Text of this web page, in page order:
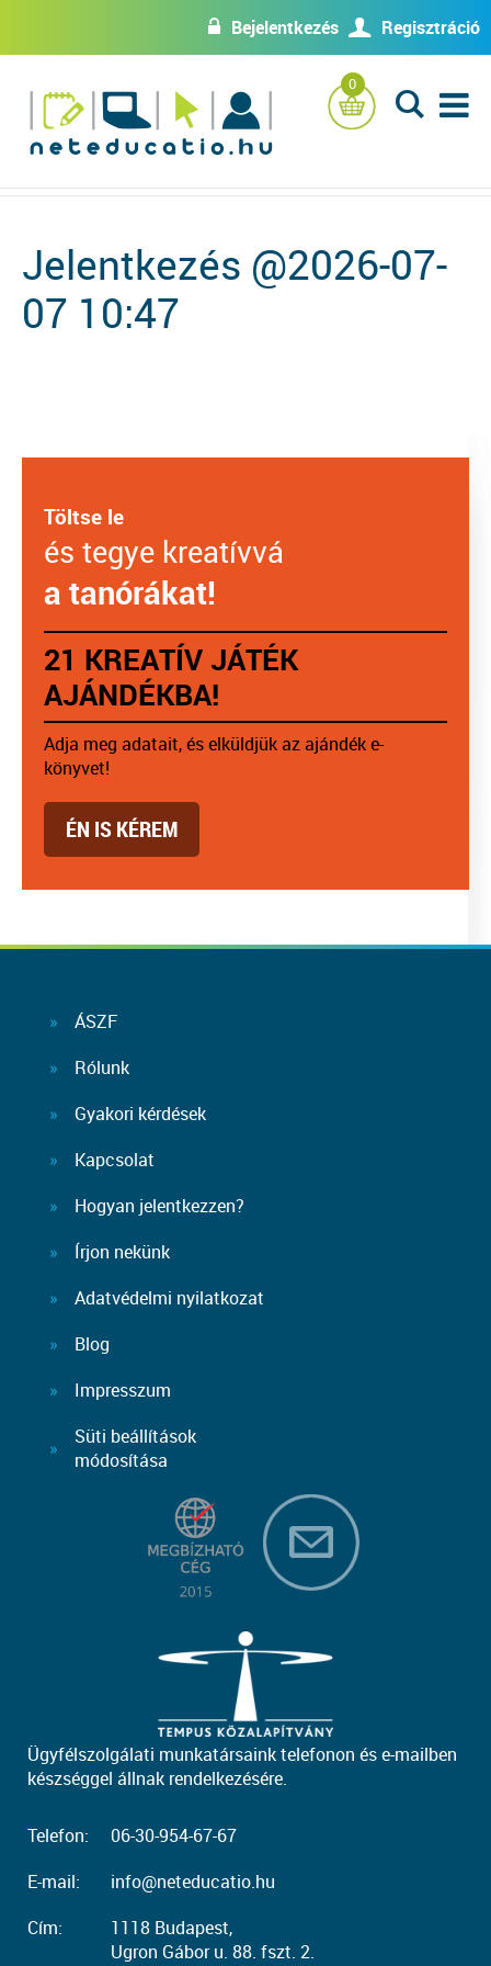
w Bejelentkezés U Regisztráció
0
L
Jelentkezés @2026-07-
07 10:47
Töltse le
és tegye kreatívvá
a tanórákat!
21 KREATÍV JÁTÉK
AJÁNDÉKBA!
Adja meg adatait, és elküldjük az ajándék e-
könyvet!
ÉN IS KÉREM
ÁSZF
Rólunk
Gyakori kérdések
Kapcsolat
Hogyan jelentkezzen?
Írjon nekünk
Adatvédelmi nyilatkozat
Blog
Impresszum
Süti beállítások
módosítása
Ügyfélszolgálati munkatársaink telefonon és e-mailben
készséggel állnak rendelkezésére.
Telefon:
06-30-954-67-67
E-mail:
info@neteducatio.hu
Cím:
1118 Budapest,
Ugron Gábor u. 88. fszt. 2.